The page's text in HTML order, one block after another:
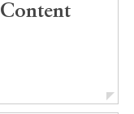
Content